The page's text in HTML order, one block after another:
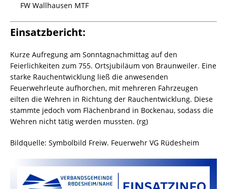
FW Wallhausen MTF
Einsatzbericht:
Kurze Aufregung am Sonntagnachmittag auf den
Feierlichkeiten zum 755. Ortsjubiläum von Braunweiler. Eine
starke Rauchentwicklung ließ die anwesenden
Feuerwehrleute aufhorchen, mit mehreren Fahrzeugen
eilten die Wehren in Richtung der Rauchentwicklung. Diese
stammte jedoch vom Flächenbrand in Bockenau, sodass die
Wehren nicht tätig werden mussten. (rg)
Bildquelle: Symbolbild Freiw. Feuerwehr VG Rüdesheim